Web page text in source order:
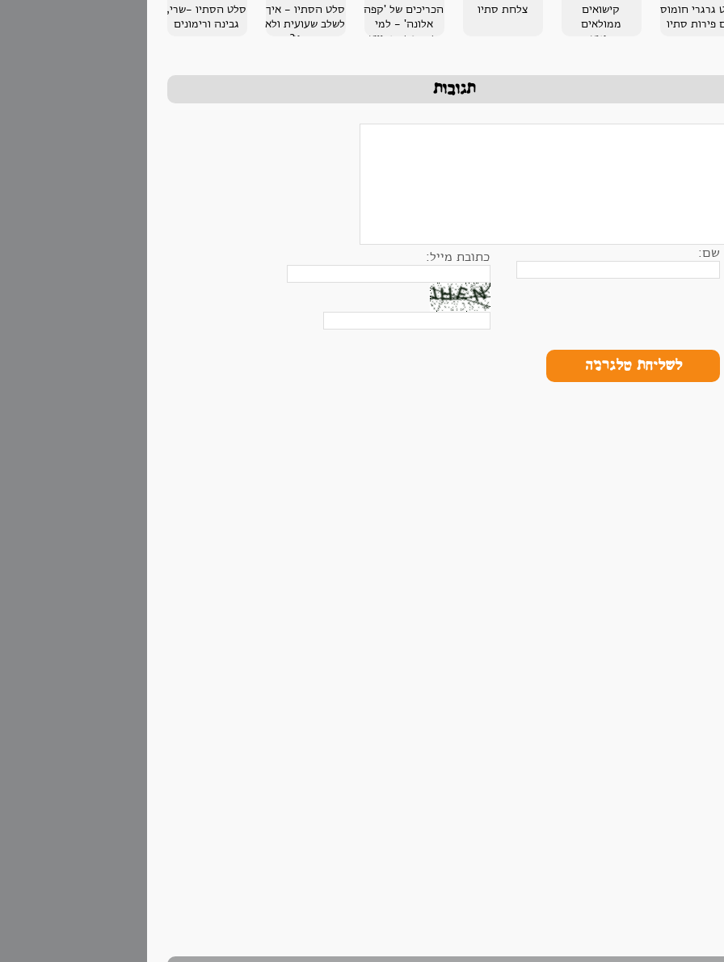
גרגרי חומוס
פירות סתיו
קישואים
ממולאים
בקינואה
צלחת סתיו
הכריכים של 'קפה
אלונה' - למי
שמחפש סנדוויץ
סלט הסתיו - איך
לשלב שעועית ולא
בחמין?
סלט הסתיו -שרי,
גבינה ורימונים
תגובות
שם: כתובת מייל:
לשליחת טלגרמה